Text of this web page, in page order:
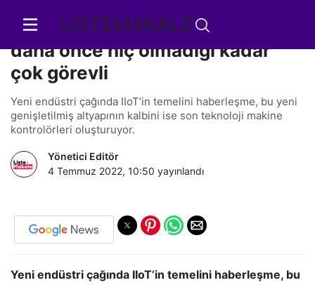
LİSTEMAKALE
Makine Kontrolörleri IIoT çağında
daha önce hiç olmadığı kadar
çok görevli
Yeni endüstri çağında IIoT’in temelini haberleşme, bu yeni
genişletilmiş altyapının kalbini ise son teknoloji makine
kontrolörleri oluşturuyor.
Yönetici Editör
4 Temmuz 2022, 10:50 yayınlandı
Yeni endüstri çağında IIoT’in temelini haberleşme, bu